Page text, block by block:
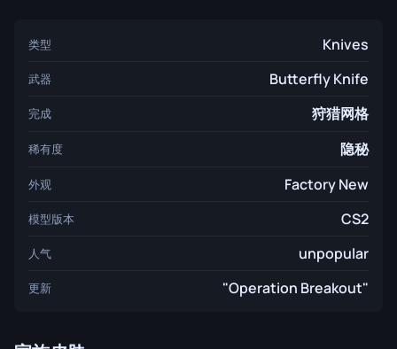
类型 Knives
武器 Butterfly Knife
完成 狩猎网格
稀有度 隐秘
外观 Factory New
模型版本 CS2
人气 unpopular
更新 "Operation Breakout"